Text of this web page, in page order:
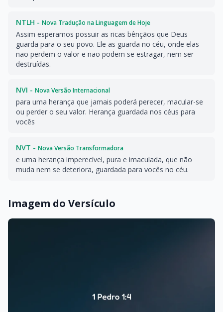
NTLH - Nova Tradução na Linguagem de Hoje
Assim esperamos possuir as ricas bênçãos que Deus
guarda para o seu povo. Ele as guarda no céu, onde elas
não perdem o valor e não podem se estragar, nem ser
destruídas.
NVI - Nova Versão Internacional
para uma herança que jamais poderá perecer, macular-se
ou perder o seu valor. Herança guardada nos céus para
vocês
NVT - Nova Versão Transformadora
e uma herança imperecível, pura e imaculada, que não
muda nem se deteriora, guardada para vocês no céu.
Imagem do Versículo